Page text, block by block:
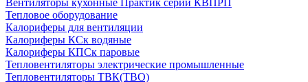
Вентиляторы кухонные Практик серии КВПРП
Тепловое оборудование
Калориферы для вентиляции
Калориферы КСк водяные
Калориферы КПСк паровые
Тепловентиляторы электрические промышленные
Тепловентиляторы ТВК(ТВО)